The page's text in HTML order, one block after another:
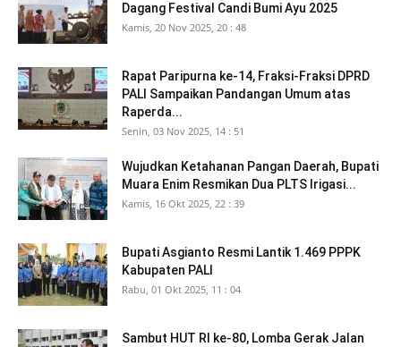
Dagang Festival Candi Bumi Ayu 2025
Kamis, 20 Nov 2025, 20 : 48
Rapat Paripurna ke-14, Fraksi-Fraksi DPRD
PALI Sampaikan Pandangan Umum atas
Raperda...
Senin, 03 Nov 2025, 14 : 51
Wujudkan Ketahanan Pangan Daerah, Bupati
Muara Enim Resmikan Dua PLTS Irigasi...
Kamis, 16 Okt 2025, 22 : 39
Bupati Asgianto Resmi Lantik 1.469 PPPK
Kabupaten PALI
Rabu, 01 Okt 2025, 11 : 04
Sambut HUT RI ke-80, Lomba Gerak Jalan